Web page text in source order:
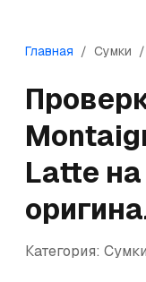
Главная / Сумки /
Latte на
Категория: Сумки